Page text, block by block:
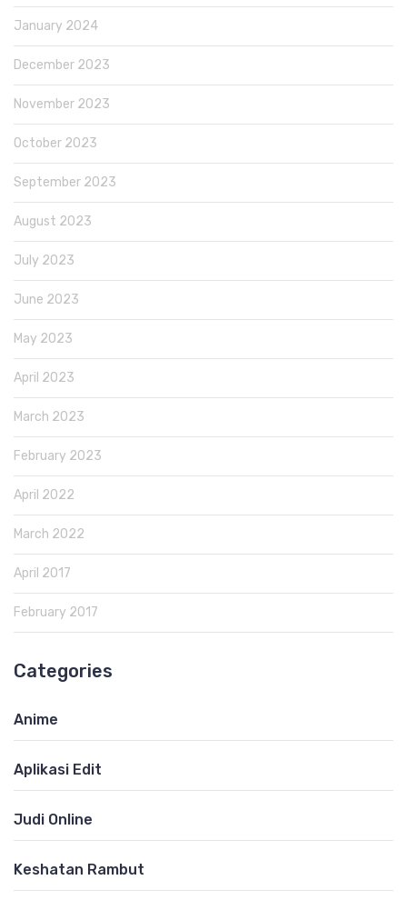
January 2024
December 2023
November 2023
October 2023
September 2023
August 2023
July 2023
June 2023
May 2023
April 2023
March 2023
February 2023
April 2022
March 2022
April 2017
February 2017
Categories
Anime
Aplikasi Edit
Judi Online
Keshatan Rambut